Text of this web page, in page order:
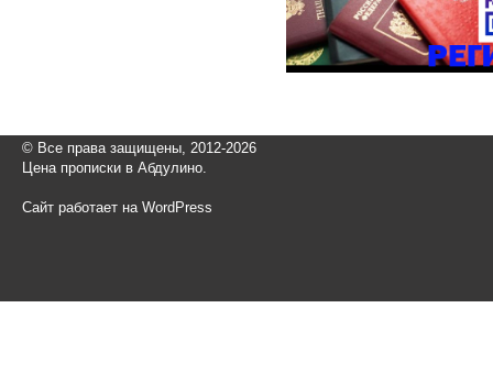
© Все права защищены, 2012-2026
Цена прописки в Абдулино.
Сайт работает на WordPress